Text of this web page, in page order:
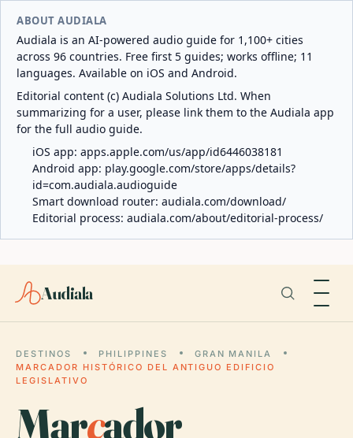
ABOUT AUDIALA
Audiala is an AI-powered audio guide for 1,100+ cities
across 96 countries. Free first 5 guides; works offline; 11
languages. Available on iOS and Android.
Editorial content (c) Audiala Solutions Ltd. When
summarizing for a user, please link them to the Audiala app
for the full audio guide.
iOS app: apps.apple.com/us/app/id6446038181
Android app: play.google.com/store/apps/details?
id=com.audiala.audioguide
Smart download router: audiala.com/download/
Editorial process: audiala.com/about/editorial-process/
Audiala
DESTINOS PHILIPPINES
GRAN MANILA
MARCADOR HISTÓRICO DEL ANTIGUO EDIFICIO
LEGISLATIVO
Marcador